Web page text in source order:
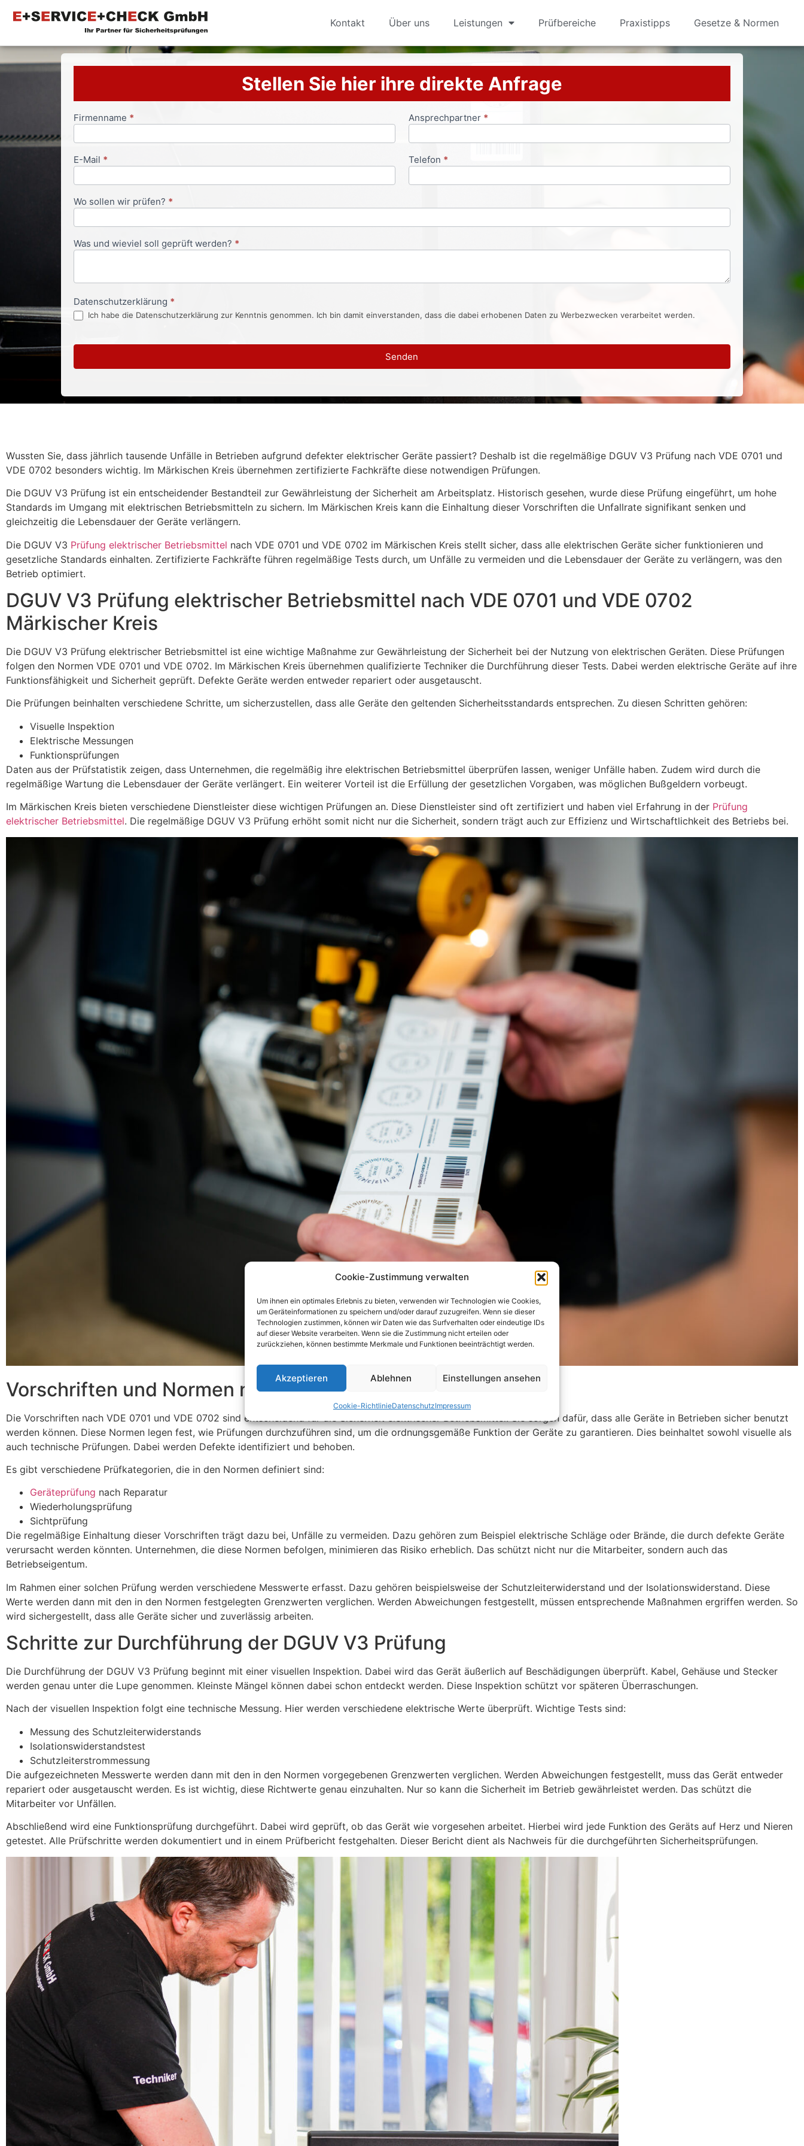
Cookie-Zustimmung verwalten
Um ihnen ein optimales Erlebnis zu bieten, verwenden wir Technologien wie Cookies,
um Geräteinformationen zu speichern und/oder darauf zuzugreifen. Wenn sie dieser
Technologien zustimmen, können wir Daten wie das Surfverhalten oder eindeutige IDs
auf dieser Website verarbeiten. Wenn sie die Zustimmung nicht erteilen oder
zurückziehen, können bestimmte Merkmale und Funktionen beeinträchtigt werden.
Akzeptieren Ablehnen Einstellungen ansehen
Cookie-RichtlinieDatenschutzImpressum
Kontakt Über uns Leistungen Prüfbereiche Praxistipps Gesetze & Normen
Stellen Sie hier ihre direkte Anfrage
Anfrageformular
Firmenname * Ansprechpartner *
E-Mail * Telefon *
Wo sollen wir prüfen? *
Was und wieviel soll geprüft werden? *
Datenschutzerklärung *
Ich habe die Datenschutzerklärung zur Kenntnis genommen. Ich bin damit einverstanden, dass die dabei erhobenen Daten zu Werbezwecken verarbeitet werden.
Senden
Wussten Sie, dass jährlich tausende Unfälle in Betrieben aufgrund defekter elektrischer Geräte passiert? Deshalb ist die regelmäßige DGUV V3 Prüfung nach VDE 0701 und
VDE 0702 besonders wichtig. Im Märkischen Kreis übernehmen zertifizierte Fachkräfte diese notwendigen Prüfungen.
Die DGUV V3 Prüfung ist ein entscheidender Bestandteil zur Gewährleistung der Sicherheit am Arbeitsplatz. Historisch gesehen, wurde diese Prüfung eingeführt, um hohe
Standards im Umgang mit elektrischen Betriebsmitteln zu sichern. Im Märkischen Kreis kann die Einhaltung dieser Vorschriften die Unfallrate signifikant senken und
gleichzeitig die Lebensdauer der Geräte verlängern.
Die DGUV V3 Prüfung elektrischer Betriebsmittel nach VDE 0701 und VDE 0702 im Märkischen Kreis stellt sicher, dass alle elektrischen Geräte sicher funktionieren und
gesetzliche Standards einhalten. Zertifizierte Fachkräfte führen regelmäßige Tests durch, um Unfälle zu vermeiden und die Lebensdauer der Geräte zu verlängern, was den
Betrieb optimiert.
DGUV V3 Prüfung elektrischer Betriebsmittel nach VDE 0701 und VDE 0702
Märkischer Kreis
Die DGUV V3 Prüfung elektrischer Betriebsmittel ist eine wichtige Maßnahme zur Gewährleistung der Sicherheit bei der Nutzung von elektrischen Geräten. Diese Prüfungen
folgen den Normen VDE 0701 und VDE 0702. Im Märkischen Kreis übernehmen qualifizierte Techniker die Durchführung dieser Tests. Dabei werden elektrische Geräte auf ihre
Funktionsfähigkeit und Sicherheit geprüft. Defekte Geräte werden entweder repariert oder ausgetauscht.
Die Prüfungen beinhalten verschiedene Schritte, um sicherzustellen, dass alle Geräte den geltenden Sicherheitsstandards entsprechen. Zu diesen Schritten gehören:
Visuelle Inspektion
Elektrische Messungen
Funktionsprüfungen
Daten aus der Prüfstatistik zeigen, dass Unternehmen, die regelmäßig ihre elektrischen Betriebsmittel überprüfen lassen, weniger Unfälle haben. Zudem wird durch die
regelmäßige Wartung die Lebensdauer der Geräte verlängert. Ein weiterer Vorteil ist die Erfüllung der gesetzlichen Vorgaben, was möglichen Bußgeldern vorbeugt.
Im Märkischen Kreis bieten verschiedene Dienstleister diese wichtigen Prüfungen an. Diese Dienstleister sind oft zertifiziert und haben viel Erfahrung in der Prüfung
elektrischer Betriebsmittel. Die regelmäßige DGUV V3 Prüfung erhöht somit nicht nur die Sicherheit, sondern trägt auch zur Effizienz und Wirtschaftlichkeit des Betriebs bei.
Vorschriften und Normen nach VDE 0701 und VDE 0702
Die Vorschriften nach VDE 0701 und VDE 0702 sind entscheidend für die Sicherheit elektrischer Betriebsmittel. Sie sorgen dafür, dass alle Geräte in Betrieben sicher benutzt
werden können. Diese Normen legen fest, wie Prüfungen durchzuführen sind, um die ordnungsgemäße Funktion der Geräte zu garantieren. Dies beinhaltet sowohl visuelle als
auch technische Prüfungen. Dabei werden Defekte identifiziert und behoben.
Es gibt verschiedene Prüfkategorien, die in den Normen definiert sind:
Geräteprüfung nach Reparatur
Wiederholungsprüfung
Sichtprüfung
Die regelmäßige Einhaltung dieser Vorschriften trägt dazu bei, Unfälle zu vermeiden. Dazu gehören zum Beispiel elektrische Schläge oder Brände, die durch defekte Geräte
verursacht werden könnten. Unternehmen, die diese Normen befolgen, minimieren das Risiko erheblich. Das schützt nicht nur die Mitarbeiter, sondern auch das
Betriebseigentum.
Im Rahmen einer solchen Prüfung werden verschiedene Messwerte erfasst. Dazu gehören beispielsweise der Schutzleiterwiderstand und der Isolationswiderstand. Diese
Werte werden dann mit den in den Normen festgelegten Grenzwerten verglichen. Werden Abweichungen festgestellt, müssen entsprechende Maßnahmen ergriffen werden. So
wird sichergestellt, dass alle Geräte sicher und zuverlässig arbeiten.
Schritte zur Durchführung der DGUV V3 Prüfung
Die Durchführung der DGUV V3 Prüfung beginnt mit einer visuellen Inspektion. Dabei wird das Gerät äußerlich auf Beschädigungen überprüft. Kabel, Gehäuse und Stecker
werden genau unter die Lupe genommen. Kleinste Mängel können dabei schon entdeckt werden. Diese Inspektion schützt vor späteren Überraschungen.
Nach der visuellen Inspektion folgt eine technische Messung. Hier werden verschiedene elektrische Werte überprüft. Wichtige Tests sind:
Messung des Schutzleiterwiderstands
Isolationswiderstandstest
Schutzleiterstrommessung
Die aufgezeichneten Messwerte werden dann mit den in den Normen vorgegebenen Grenzwerten verglichen. Werden Abweichungen festgestellt, muss das Gerät entweder
repariert oder ausgetauscht werden. Es ist wichtig, diese Richtwerte genau einzuhalten. Nur so kann die Sicherheit im Betrieb gewährleistet werden. Das schützt die
Mitarbeiter vor Unfällen.
Abschließend wird eine Funktionsprüfung durchgeführt. Dabei wird geprüft, ob das Gerät wie vorgesehen arbeitet. Hierbei wird jede Funktion des Geräts auf Herz und Nieren
getestet. Alle Prüfschritte werden dokumentiert und in einem Prüfbericht festgehalten. Dieser Bericht dient als Nachweis für die durchgeführten Sicherheitsprüfungen.